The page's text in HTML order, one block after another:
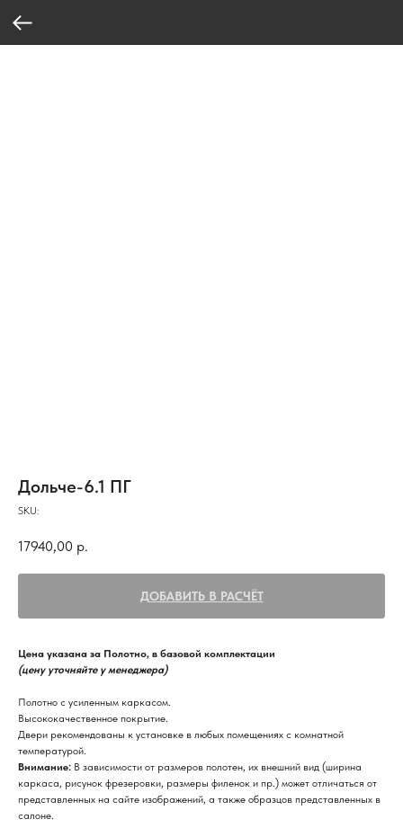
Дольче-6.1 ПГ
SKU:
17940,00 р.
ДОБАВИТЬ В РАСЧЁТ
Цена указана за Полотно, в базовой комплектации
(цену уточняйте у менеджера)
Полотно с усиленным каркасом.
Высококачественное покрытие.
Двери рекомендованы к установке в любых помещениях с комнатной
температурой.
Внимание: В зависимости от размеров полотен, их внешний вид (ширина
каркаса, рисунок фрезеровки, размеры филенок и пр.) может отличаться от
представленных на сайте изображений, а также образцов представленных в
салоне.